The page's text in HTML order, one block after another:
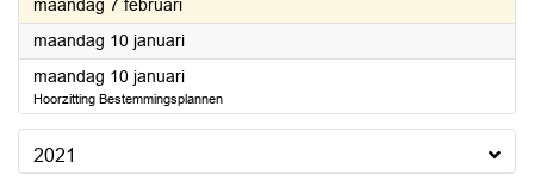
maandag 7 februari
maandag 10 januari2022
maandag 10 januari2022
Hoorzitting Bestemmingsplannen
2021